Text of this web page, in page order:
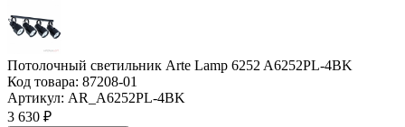
Потолочный светильник Arte Lamp 6252 A6252PL-4BK
Код товара: 87208-01
Артикул: AR_A6252PL-4BK
3 630 ₽